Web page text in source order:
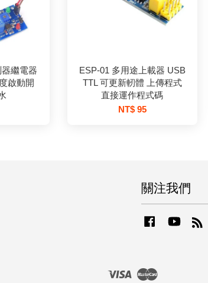
繼電器
啟動開
ESP-01 多用途上載器 USB
TTL 可更新軔體 上傳程式
直接運作程式碼
NT$ 95
關注我們
FacebookYouTube
Visa Master